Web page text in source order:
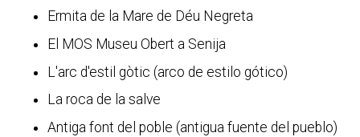
Ermita de la Mare de Déu Negreta
El MOS Museu Obert a Senija
L'arc d'estil gòtic (arco de estilo gótico)
La roca de la salve
Antiga font del poble (antigua fuente del pueblo)